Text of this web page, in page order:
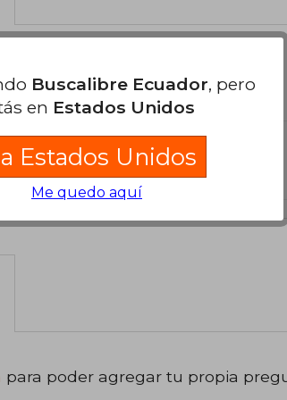
para poder agregar tu propia
Buscalibre Ecuador, pero
en Estados Unidos
Estados Unidos
Me quedo aquí